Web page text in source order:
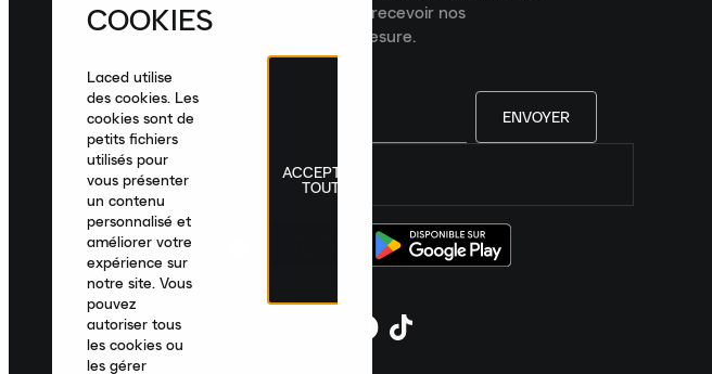
dernières nouveautés, collections et recevoir nos
recommandations de produits sur mesure.
ENVOYER
France|Français
COOKIES
Laced utilise
des cookies. Les
cookies sont de
petits fichiers
utilisés pour
vous présenter
un contenu
personnalisé et
améliorer votre
expérience sur
notre site. Vous
pouvez
autoriser tous
les cookies ou
les gérer
ACCEPTER
TOUT